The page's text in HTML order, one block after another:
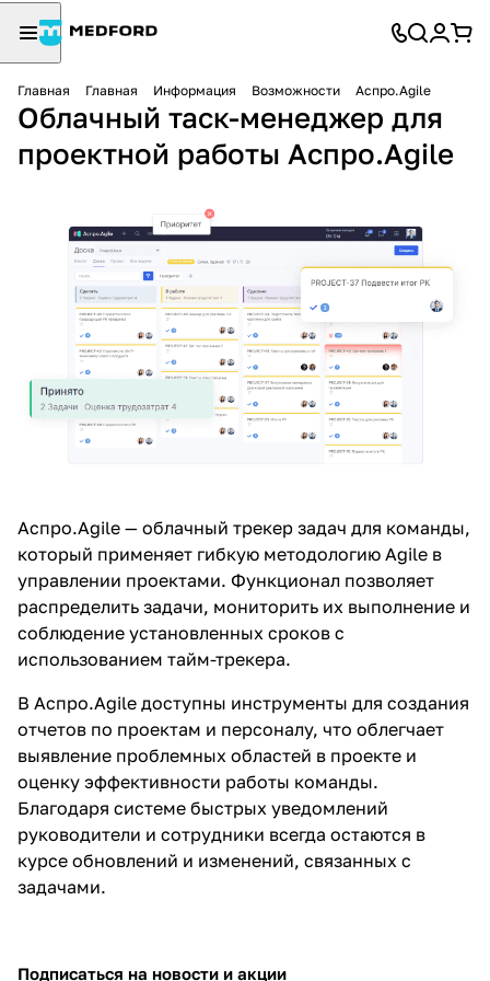
Главная Главная Информация Возможности Аспро.Agile
Облачный таск-менеджер для
проектной работы Аспро.Agile
Аспро.Agile — облачный трекер задач для команды,
который применяет гибкую методологию Agile в
управлении проектами. Функционал позволяет
распределить задачи, мониторить их выполнение и
соблюдение установленных сроков с
использованием тайм-трекера.
В Аспро.Agile доступны инструменты для создания
отчетов по проектам и персоналу, что облегчает
выявление проблемных областей в проекте и
оценку эффективности работы команды.
Благодаря системе быстрых уведомлений
руководители и сотрудники всегда остаются в
курсе обновлений и изменений, связанных с
задачами.
Подписаться на новости и акции